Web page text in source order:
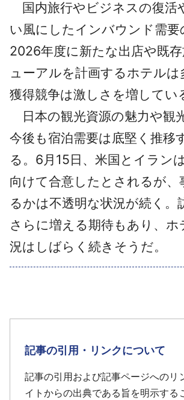
国内旅行やビジネスの復活
い風にしたインバウンド需要
2026年度に新たな出店や既
ューアルを計画するホテルは
獲得競争は激しさを増してい
日本の観光資源の魅力や観
今後も宿泊需要は底堅く推移
る。6月15日、米国とイラン
向けて合意したとされるが、
るかは不透明な状況が続く。
さらに増える期待もあり、ホ
況はしばらく続きそうだ。
記事の引用・リンクについて
記事の引用および記事ページへのリ
イトからの出典である旨を明示する